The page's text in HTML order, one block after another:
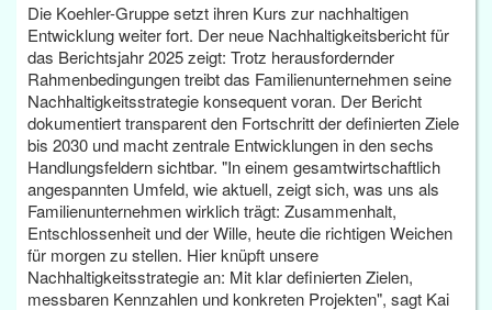
Die Koehler-Gruppe setzt ihren Kurs zur nachhaltigen
Entwicklung weiter fort. Der neue Nachhaltigkeitsbericht für
das Berichtsjahr 2025 zeigt: Trotz herausfordernder
Rahmenbedingungen treibt das Familienunternehmen seine
Nachhaltigkeitsstrategie konsequent voran. Der Bericht
dokumentiert transparent den Fortschritt der definierten Ziele
bis 2030 und macht zentrale Entwicklungen in den sechs
Handlungsfeldern sichtbar. "In einem gesamtwirtschaftlich
angespannten Umfeld, wie aktuell, zeigt sich, was uns als
Familienunternehmen wirklich trägt: Zusammenhalt,
Entschlossenheit und der Wille, heute die richtigen Weichen
für morgen zu stellen. Hier knüpft unsere
Nachhaltigkeitsstrategie an: Mit klar definierten Zielen,
messbaren Kennzahlen und konkreten Projekten", sagt Kai